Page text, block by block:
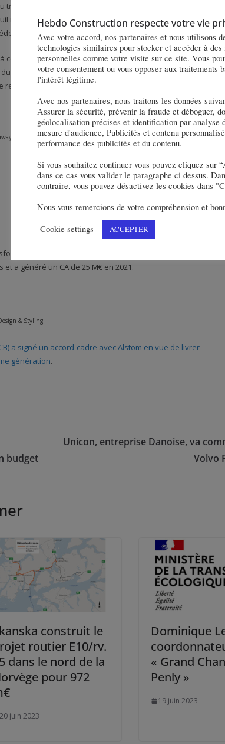
tramway M33, disposera de suffisamment de place
roulant. Le nouveau modèle Flexity M34 peut accueillir
M33.
combiner une technologie à plancher bas intégral avec
tout premier système homologué d’assistance à la
renforcée.
de verre Baltiklaas OÜ en Estonie. Baltiklaas
a généré un CA de 25 M€ en 2021.
& Styling
a signé un accord-cadre avec Alstom en vue de livrer
génération.
budget
Unicon, entreprise Danoise, va
Volvo
construit le
routier E10/rv.
dans le nord de la
pour 972
20 juin 2023
Dominique
« Grand
Penly »
19 juin 2023
Hebdo Construction respecte votre vie
Avec votre accord, nos partenaires et nous utilisons
technologies similaires pour stocker et accéder à des
personnelles comme votre visite sur ce site. Vous
votre consentement ou vous opposer aux traitements
l'intérêt légitime.
Avec nos partenaires, nous traitons les données
Assurer la sécurité, prévenir la fraude et déboguer,
géolocalisation précises et identification par analyse
mesure d'audience, Publicités et contenu
performance des publicités et du contenu.
Si vous souhaitez continuer vous pouvez cliquez sur
dans ce cas vous valider le paragraphe ci dessus.
contraire, vous pouvez désactivez les cookies dans
Nous vous remercions de votre compréhension et
Cookie settings
ACCEPTER